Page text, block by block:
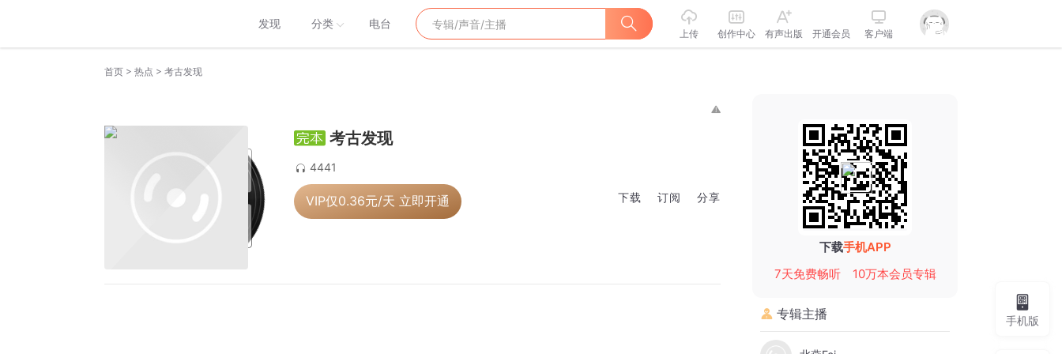
发现 分类 电台
上传 创作中心 有声出版 开通会员 客户端
首页 > 热点 > 考古发现
考古发现
4441
VIP仅0.36元/天 立即开通 下载 订阅 分享
下载手机APP
7天免费畅听
10万本会员专辑
专辑主播 手机版